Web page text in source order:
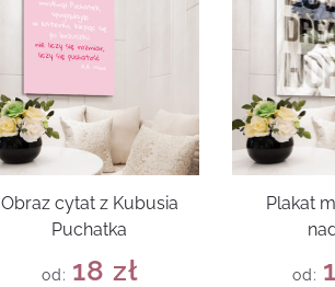
Obraz cytat z Kubusia
Puchatka
od: 18 zł
Plakat
od: